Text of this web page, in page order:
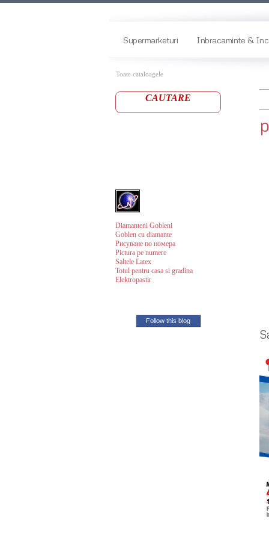
Supermarketuri Inbracaminte &
Toate cataloagele
CAUTARE
Diamanteni Gobleni
Goblen cu diamante
Рисуване по номера
Pictura pe numere
Saltele Latex
Totul pentru casa si gradina
Elektropastir
Follow this blog